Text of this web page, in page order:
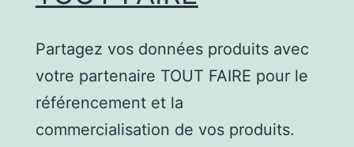
Partagez vos données produits avec
votre partenaire TOUT FAIRE pour le
référencement et la
commercialisation de vos produits.